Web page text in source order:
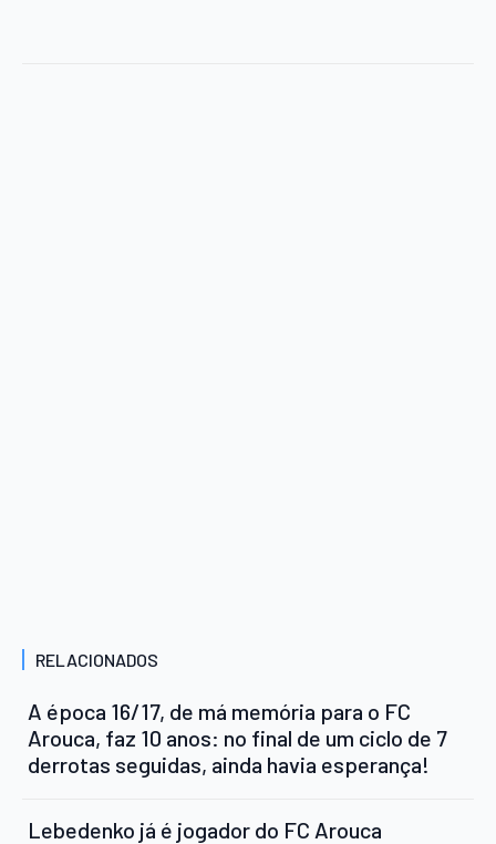
RELACIONADOS
A época 16/17, de má memória para o FC
Arouca, faz 10 anos: no final de um ciclo de 7
derrotas seguidas, ainda havia esperança!
Lebedenko já é jogador do FC Arouca